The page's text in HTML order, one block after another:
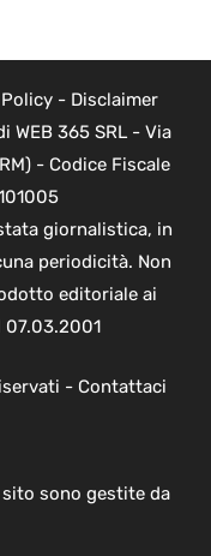
- Disclaimer
365 SRL - Via
- Codice Fiscale
giornalistica, in
periodicità. Non
editoriale ai
07.03.2001
- Contattaci
sono gestite da